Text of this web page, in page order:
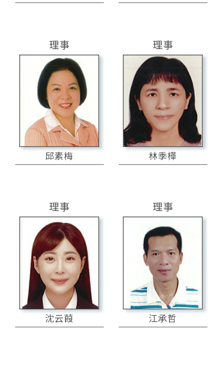
理事
邱素梅
理事
林季樺
理事
沈云葭
理事
江承哲